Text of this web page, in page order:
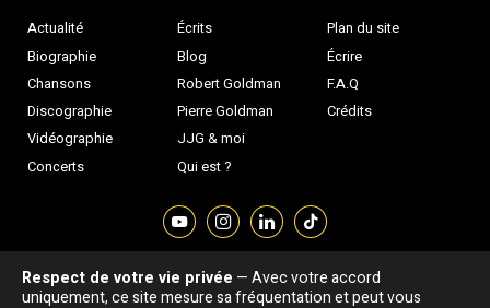
Actualité
Biographie
Chansons
Discographie
Vidéographie
Concerts
Écrits
Blog
Robert Goldman
Pierre Goldman
JJG & moi
Qui est ?
Plan du site
Écrire
F.A.Q
Crédits
Association "Parler d'sa vie" © Depuis 1997 - Tous droits réservés |
Respect de votre vie privée — Avec votre accord
uniquement, ce site mesure sa fréquentation et peut vous